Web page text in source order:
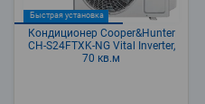
Быстрая установка
Кондиционер Cooper&Hunter
CH-S24FTXK-NG Vital Inverter,
70 кв.м